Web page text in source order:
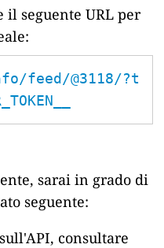
seguente URL per
feed/@3118/?t
sarai in grado di
seguente:
consultare